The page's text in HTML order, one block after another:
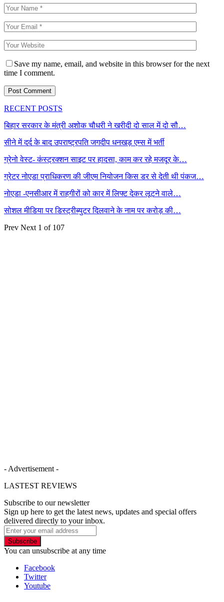
Save my name, email, and website in this browser for the next
time I comment.
RECENT POSTS
बिहार सरकार के मंत्री अशोक चौधरी ने खरीदी दो साल में दो सौ…
सीने में दर्द के बाद उपराष्ट्रपति जगदीप धनखड़ एम्स में भर्ती
ग्रेनो वेस्ट- कंस्ट्रक्शन साइट पर हादसा, काम कर रहे मजदूर के…
ग्रेटर नोएडा प्राधिकरण की जीएम नियोजन किस डर से देती थी पंकज…
नोएडा -एनसीआर में राहगीरों को कार में लिफ्ट देकर लूटने वाले…
सोशल मीडिया पर डिस्ट्रीब्युटर दिलवाने के नाम पर करोड़ की…
Prev Next 1 of 107
- Advertisement -
LASTEST REVIEWS
Subscribe to our newsletter
Sign up here to get the latest news, updates and special offers
delivered directly to your inbox.
Subscribe
You can unsubscribe at any time
Facebook
Twitter
Youtube